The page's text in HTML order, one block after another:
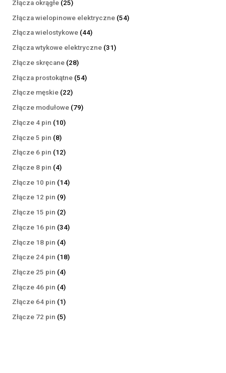
Złącza okrągłe 2525
produktów
Złącza wielopinowe elektryczne 5454
Złącza wielostykowe 4444
produkty
Złącza wtykowe elektryczne 3131
Złącze skręcane 2828
produktów
Złącza prostokątne 5454
Złącze męskie 2222
produkty
Złącze modułowe 7979
Złącze 4 pin 1010
Złącze 5 pin 88
produktów
Złącze 6 pin 1212
Złącze 8 pin 44
produkty
Złącze 10 pin 1414
Złącze 12 pin 99
produktów
Złącze 15 pin 22
produkty
Złącze 16 pin 3434
Złącze 18 pin 44
produkty
Złącze 24 pin 1818
Złącze 25 pin 44
produkty
Złącze 46 pin 44
produkty
Złącze 64 pin 11
produkt
Złącze 72 pin 55